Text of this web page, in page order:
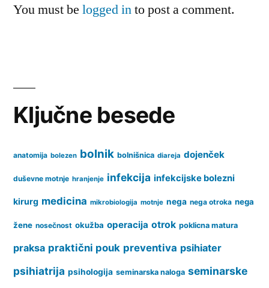
You must be logged into post a comment.
Ključne besede
anatomija bolezen bolnik bolnišnica diareja dojenček
duševne motnje hranjenje infekcija infekcijske bolezni
kirurg medicina mikrobiologija motnje nega nega otroka nega
žene nosečnost okužba operacija otrok poklicna matura
praksa praktični pouk preventiva psihiater
psihiatrija psihologija seminarska naloga seminarske